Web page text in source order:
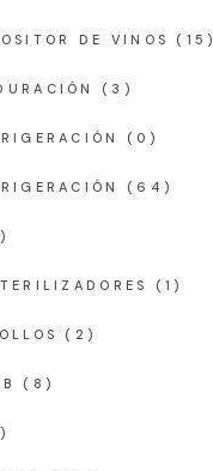
DE VINOS (15)
(3)
(0)
(64)
(1)
(2)
(8)